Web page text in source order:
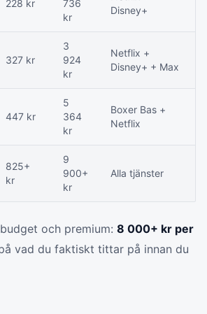
228 kr
736
kr
Disney+
327 kr
3
924
kr
Netflix +
Disney+ + Max
447 kr
5
364
kr
Boxer Bas +
Netflix
825+
kr
9
900+
kr
Alla tjänster
och premium: 8 000+ kr per
vad du faktiskt tittar på innan du